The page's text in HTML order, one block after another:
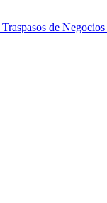
Traspasos de Negocios